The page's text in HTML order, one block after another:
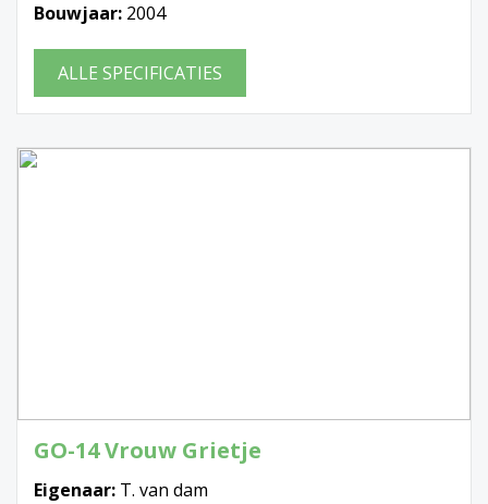
Bouwjaar: 2004
ALLE SPECIFICATIES
GO-14 Vrouw Grietje
Eigenaar: T. van dam